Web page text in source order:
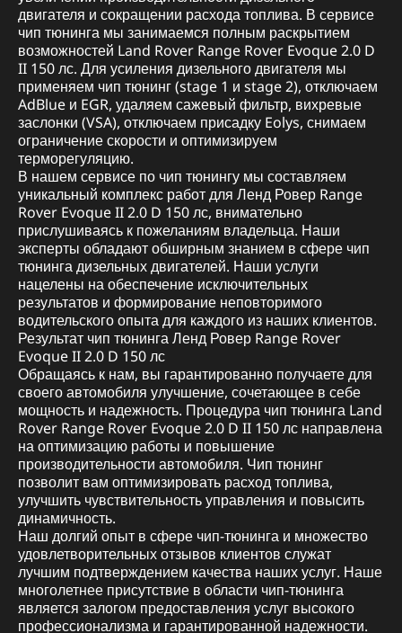
двигателя и сокращении расхода топлива. В сервисе
чип тюнинга мы занимаемся полным раскрытием
возможностей Land Rover Range Rover Evoque 2.0 D
II 150 лс. Для усиления дизельного двигателя мы
применяем чип тюнинг (stage 1 и stage 2), отключаем
AdBlue и EGR, удаляем сажевый фильтр, вихревые
заслонки (VSA), отключаем присадку Eolys, снимаем
ограничение скорости и оптимизируем
терморегуляцию.
В нашем сервисе по чип тюнингу мы составляем
уникальный комплекс работ для Ленд Ровер Range
Rover Evoque II 2.0 D 150 лс, внимательно
прислушиваясь к пожеланиям владельца. Наши
эксперты обладают обширным знанием в сфере чип
тюнинга дизельных двигателей. Наши услуги
нацелены на обеспечение исключительных
результатов и формирование неповторимого
водительского опыта для каждого из наших клиентов.
Результат чип тюнинга Ленд Ровер Range Rover
Evoque II 2.0 D 150 лс
Обращаясь к нам, вы гарантированно получаете для
своего автомобиля улучшение, сочетающее в себе
мощность и надежность. Процедура чип тюнинга Land
Rover Range Rover Evoque 2.0 D II 150 лс направлена
на оптимизацию работы и повышение
производительности автомобиля. Чип тюнинг
позволит вам оптимизировать расход топлива,
улучшить чувствительность управления и повысить
динамичность.
Наш долгий опыт в сфере чип-тюнинга и множество
удовлетворительных отзывов клиентов служат
лучшим подтверждением качества наших услуг. Наше
многолетнее присутствие в области чип-тюнинга
является залогом предоставления услуг высокого
профессионализма и гарантированной надежности.